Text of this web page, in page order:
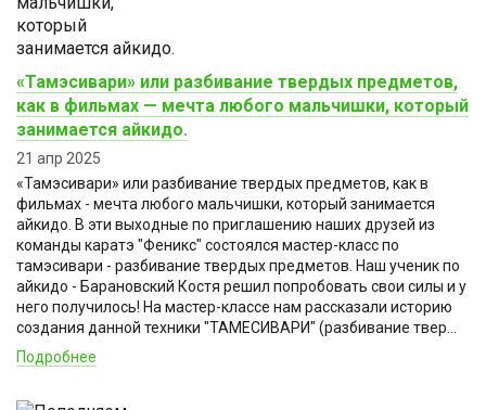
«Тамэсивари» или разбивание твердых предметов,
как в фильмах — мечта любого мальчишки, который
занимается айкидо.
21 апр 2025
«Тамэсивари» или разбивание твердых предметов, как в
фильмах - мечта любого мальчишки, который занимается
айкидо. В эти выходные по приглашению наших друзей из
команды каратэ "Феникс" состоялся мастер-класс по
тамэсивари - разбивание твердых предметов. Наш ученик по
айкидо - Барановский Костя решил попробовать свои силы и у
него получилось! На мастер-классе нам рассказали историю
создания данной техники "ТАМЕСИВАРИ" (разбивание твер...
Подробнее